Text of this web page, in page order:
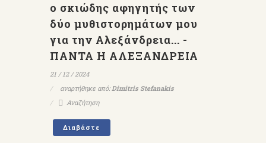
ο σκιώδης αφηγητής των
δύο μυθιστορημάτων μου
για την Αλεξάνδρεια... -
ΠΑΝΤΑ Η ΑΛΕΞΑΝΔΡΕΙΑ
21 / 12 / 2024
αναρτήθηκε από:Dimitris Stefanakis
Αναζήτηση
Διαβάστε